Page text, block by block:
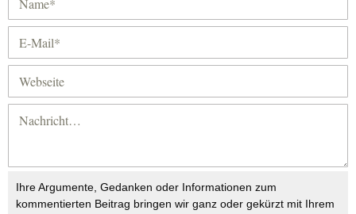
Ihre Argumente, Gedanken oder Informationen zum
kommentierten Beitrag bringen wir ganz oder gekürzt mit Ihrem